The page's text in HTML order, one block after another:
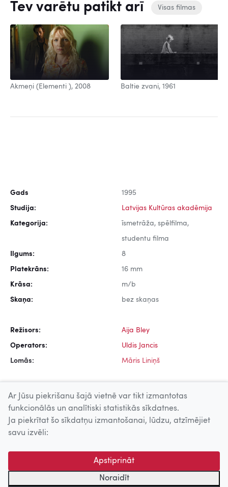
Tev varētu patikt arī Visas filmas
Akmeņi (Elementi ), 2008 Baltie zvani, 1961
Gads 1995
Studija: Latvijas Kultūras akadēmija
Kategorija: īsmetrāža, spēlfilma,
studentu filma
Ilgums: 8
Platekrāns: 16 mm
Krāsa: m/b
Skaņa: bez skaņas
Režisors: Aija Bley
Operators: Uldis Jancis
Lomās: Māris Liniņš
Uz augšu
© 2026 Nacionālais Kino centrs, Kultūras informācijas sistēmu
centrs. Sadarbības partneris: Latvijas Valsts
kinofotofonodokumentu arhīvs.
Ar Jūsu piekrišanu šajā vietnē var tikt izmantotas
funkcionālās un analītiski statistikās sīkdatnes.
Ja piekrītat šo sīkdatņu izmantošanai, lūdzu, atzīmējiet
savu izvēli:
Apstiprināt
Noraidīt